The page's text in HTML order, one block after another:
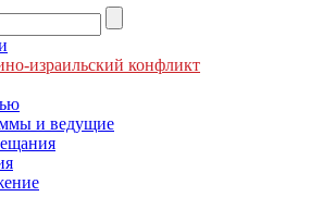
израильский конфликт
и ведущие